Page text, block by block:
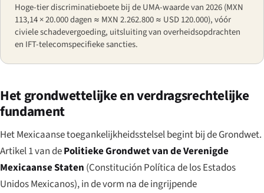
Hoge-tier discriminatieboete bij de UMA-waarde van 2026 (MXN
113,14 × 20.000 dagen ≈ MXN 2.262.800 ≈ USD 120.000), vóór
civiele schadevergoeding, uitsluiting van overheidsopdrachten
en IFT-telecomspecifieke sancties.
Het grondwettelijke en verdragsrechtelijke
fundament
Het Mexicaanse toegankelijkheidsstelsel begint bij de Grondwet.
Artikel 1 van dePolitieke Grondwet van de Verenigde
Mexicaanse Staten (Constitución Política de los Estados
Unidos Mexicanos), in de vorm na de ingrijpende